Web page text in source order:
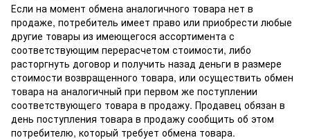
Если на момент обмена аналогичного товара нет в
продаже, потребитель имеет право или приобрести любые
другие товары из имеющегося ассортимента с
соответствующим перерасчетом стоимости, либо
расторгнуть договор и получить назад деньги в размере
стоимости возвращенного товара, или осуществить обмен
товара на аналогичный при первом же поступлении
соответствующего товара в продажу. Продавец обязан в
день поступления товара в продажу сообщить об этом
потребителю, который требует обмена товара.